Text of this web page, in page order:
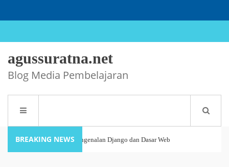
agussuratna.net
Blog Media Pembelajaran
Tutorial Django #1 : Pengenalan Django dan Dasar Web
BREAKING NEWS